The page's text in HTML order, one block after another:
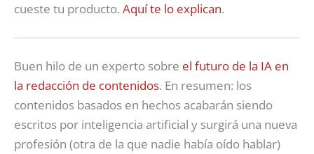
cueste tu producto. Aquí te lo explican.
Buen hilo de un experto sobre el futuro de la IA en
la redacción de contenidos. En resumen: los
contenidos basados en hechos acabarán siendo
escritos por inteligencia artificial y surgirá una nueva
profesión (otra de la que nadie había oído hablar)